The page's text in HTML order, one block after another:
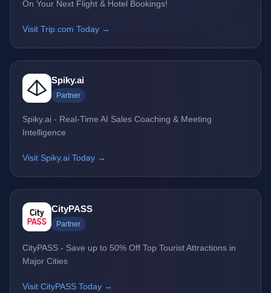
On Your Next Flight & Hotel Bookings!
Visit Trip.com Today →
Spiky.ai
Partner
Spiky.ai - Real-Time AI Sales Coaching & Meeting
Intelligence
Visit Spiky.ai Today →
CityPASS
Partner
CityPASS - Save up to 50% Off Top Tourist Attractions in
Major Cities
Visit CityPASS Today →